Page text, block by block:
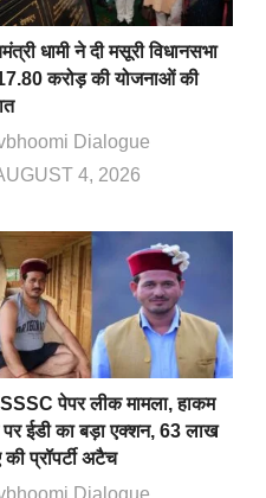
धामी ने दी मसूरी विधानसभा
करोड़ की योजनाओं की
Dialogue
4, 2026
पेपर लीक मामला, हाकम
पर ईडी का बड़ा एक्शन, 63 लाख
प्रॉपर्टी अटैच
Dialogue